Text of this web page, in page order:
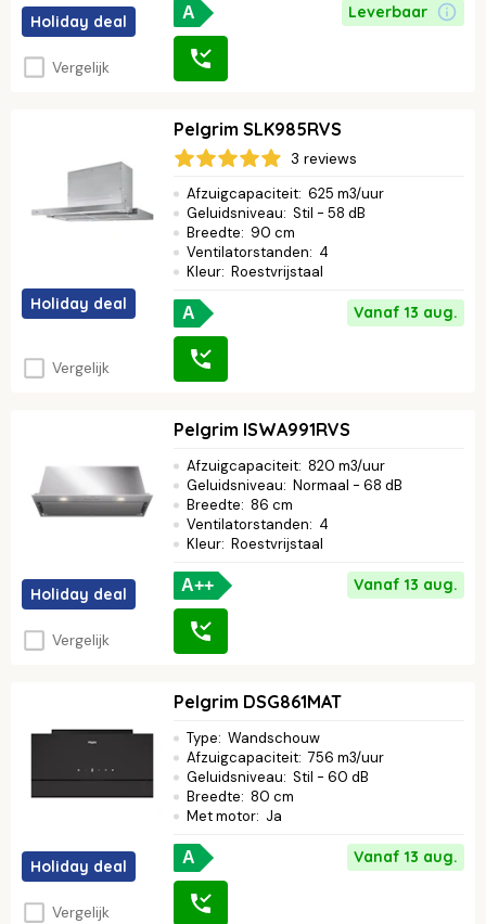
Holiday deal
Vergelijk
A Leverbaar
Holiday deal
Vergelijk
Pelgrim SLK985RVS
3 reviews
Afzuigcapaciteit: 625 m3/uur
Geluidsniveau: Stil - 58 dB
Breedte: 90 cm
Ventilatorstanden: 4
Kleur: Roestvrijstaal
A Vanaf 13 aug.
Holiday deal
Vergelijk
Pelgrim ISWA991RVS
Afzuigcapaciteit: 820 m3/uur
Geluidsniveau: Normaal - 68 dB
Breedte: 86 cm
Ventilatorstanden: 4
Kleur: Roestvrijstaal
A++ Vanaf 13 aug.
Holiday deal
Vergelijk
Pelgrim DSG861MAT
Type: Wandschouw
Afzuigcapaciteit: 756 m3/uur
Geluidsniveau: Stil - 60 dB
Breedte: 80 cm
Met motor: Ja
A Vanaf 13 aug.